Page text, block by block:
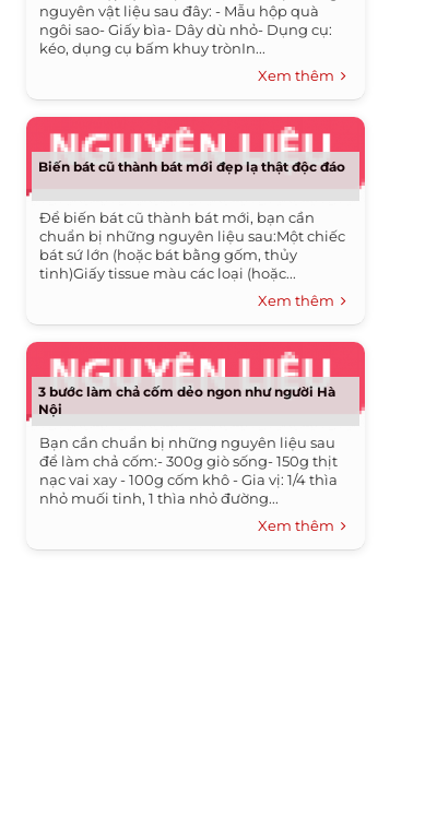
nguyên vật liệu sau đây: - Mẫu hộp quà
ngôi sao- Giấy bìa- Dây dù nhỏ- Dụng cụ:
kéo, dụng cụ bấm khuy trònIn...
Xem thêm
Biến bát cũ thành bát mới đẹp lạ thật độc đáo
Để biến bát cũ thành bát mới, bạn cần
chuẩn bị những nguyên liệu sau:Một chiếc
bát sứ lớn (hoặc bát bằng gốm, thủy
tinh)Giấy tissue màu các loại (hoặc...
Xem thêm
3 bước làm chả cốm dẻo ngon như người Hà
Nội
Bạn cần chuẩn bị những nguyên liệu sau
để làm chả cốm:- 300g giò sống- 150g thịt
nạc vai xay - 100g cốm khô - Gia vị: 1/4 thìa
nhỏ muối tinh, 1 thìa nhỏ đường...
Xem thêm